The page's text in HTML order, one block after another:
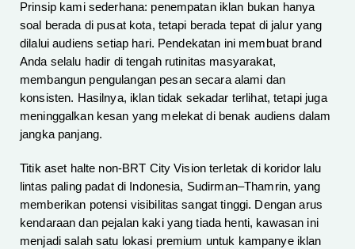
Prinsip kami sederhana: penempatan iklan bukan hanya
soal berada di pusat kota, tetapi berada tepat di jalur yang
dilalui audiens setiap hari. Pendekatan ini membuat brand
Anda selalu hadir di tengah rutinitas masyarakat,
membangun pengulangan pesan secara alami dan
konsisten. Hasilnya, iklan tidak sekadar terlihat, tetapi juga
meninggalkan kesan yang melekat di benak audiens dalam
jangka panjang.
Titik aset halte non-BRT City Vision terletak di koridor lalu
lintas paling padat di Indonesia, Sudirman–Thamrin, yang
memberikan potensi visibilitas sangat tinggi. Dengan arus
kendaraan dan pejalan kaki yang tiada henti, kawasan ini
menjadi salah satu lokasi premium untuk kampanye iklan